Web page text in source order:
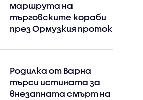
Facebook
маршрута на
търговските кораби
през Ормузкия проток
Родилка от Варна
търси истината за
внезапната смърт на